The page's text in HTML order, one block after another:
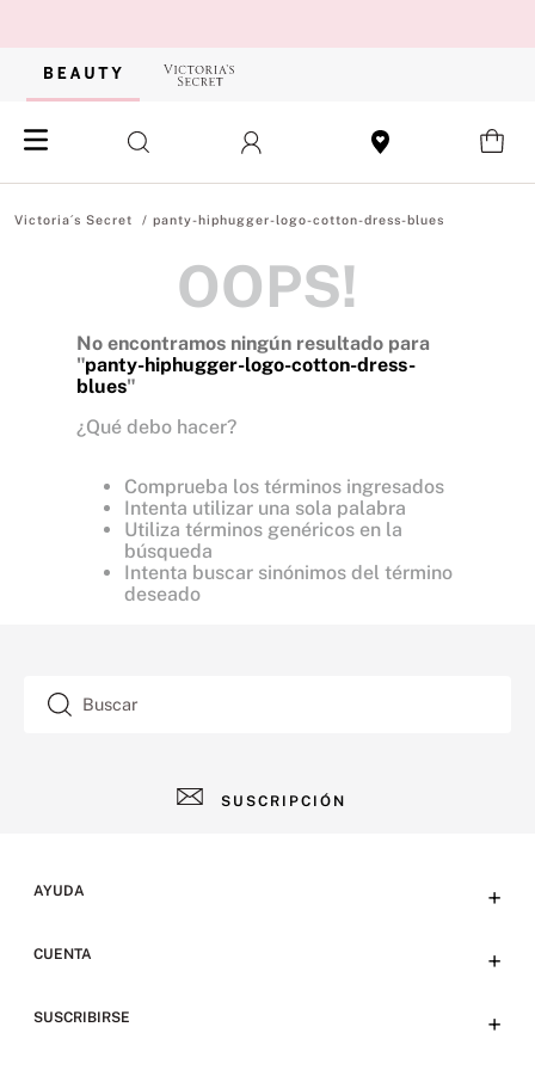
panty-hiphugger-logo-cotton-dress-blues
OOPS!
No encontramos ningún resultado para
"panty-hiphugger-logo-cotton-dress-
blues"
¿Qué debo hacer?
Comprueba los términos ingresados
Intenta utilizar una sola palabra
Utiliza términos genéricos en la
búsqueda
Intenta buscar sinónimos del término
deseado
Buscar
SUSCRIPCIÓN
AYUDA +
Preguntas frecuentes
CUENTA +
SUSCRIBIRSE +